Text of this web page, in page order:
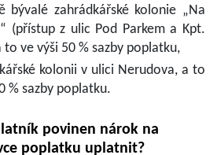
bývalé zahrádkářské kolonie „Na
(přístup z ulic Pod Parkem a Kpt.
to ve výši 50 % sazby poplatku,
kolonii v ulici Nerudova, a to
% sazby poplatku.
povinen nárok na
poplatku uplatnit?